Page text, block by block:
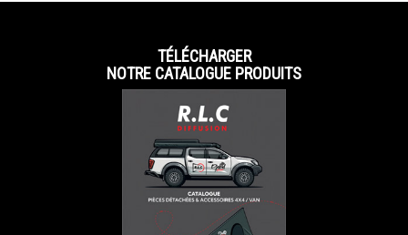
TÉLÉCHARGER
NOTRE CATALOGUE PRODUITS